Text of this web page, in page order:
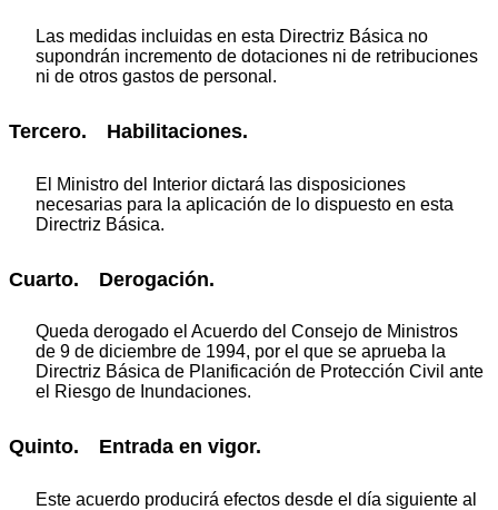
Las medidas incluidas en esta Directriz Básica no
supondrán incremento de dotaciones ni de retribuciones
ni de otros gastos de personal.
Tercero. Habilitaciones.
El Ministro del Interior dictará las disposiciones
necesarias para la aplicación de lo dispuesto en esta
Directriz Básica.
Cuarto. Derogación.
Queda derogado el Acuerdo del Consejo de Ministros
de 9 de diciembre de 1994, por el que se aprueba la
Directriz Básica de Planificación de Protección Civil ante
el Riesgo de Inundaciones.
Quinto. Entrada en vigor.
Este acuerdo producirá efectos desde el día siguiente al